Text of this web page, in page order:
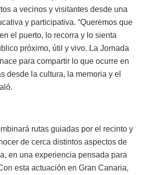
a vecinos y visitantes desde una
y participativa. “Queremos que
el puerto, lo recorra y lo sienta
próximo, útil y vivo. La Jornada
para compartir lo que ocurre en
desde la cultura, la memoria y el
rutas guiadas por el recinto y
de cerca distintos aspectos de
en una experiencia pensada para
esta actuación en Gran Canaria,